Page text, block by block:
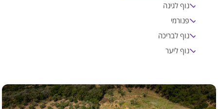
נוף לגינה
פנורמי
נוף לבריכה
נוף ליער